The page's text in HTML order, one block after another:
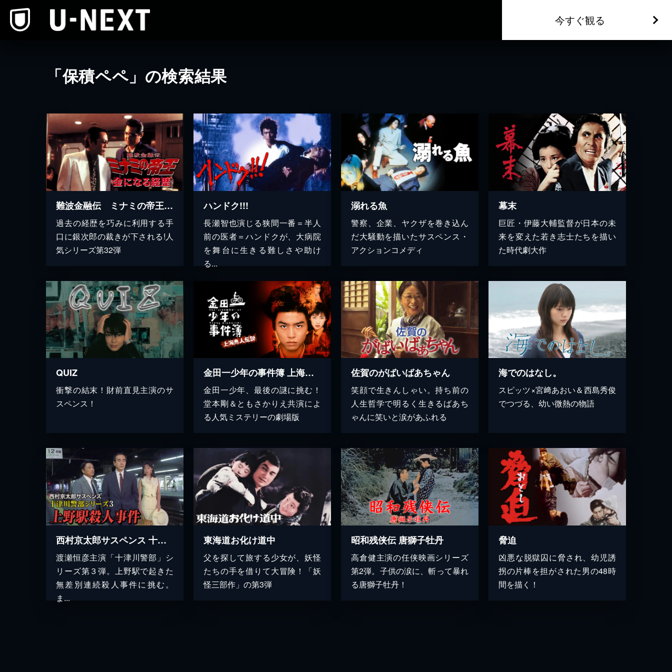
今すぐ観る
「保積ペペ」の検索結果
難波金融伝 ミナミの帝王32 金になる経歴
過去の経歴を巧みに利用する手
口に銀次郎の裁きが下される!人
気シリーズ第32弾
ハンドク!!!
長瀬智也演じる狭間一番＝半人
前の医者＝ハンドクが、大病院
を舞台に生きる難しさや助け
る...
溺れる魚
警察、企業、ヤクザを巻き込ん
だ大騒動を描いたサスペンス・
アクションコメディ
幕末
巨匠・伊藤大輔監督が日本の未
来を変えた若き志士たちを描い
た時代劇大作
QUIZ
衝撃の結末！財前直見主演のサ
スペンス！
金田一少年の事件簿 上海魚人伝説
金田一少年、最後の謎に挑む！
堂本剛＆ともさかりえ共演によ
る人気ミステリーの劇場版
佐賀のがばいばあちゃん
笑顔で生きんしゃい。持ち前の
人生哲学で明るく生きるばあち
ゃんに笑いと涙があふれる
海でのはなし。
スピッツ×宮﨑あおい＆西島秀俊
でつづる、幼い微熱の物語
西村京太郎サスペンス 十津川警部シリーズ3 上野駅殺人事件
渡瀬恒彦主演「十津川警部」シ
リーズ第３弾。上野駅で起きた
無差別連続殺人事件に挑む。
ま...
東海道お化け道中
父を探して旅する少女が、妖怪
たちの手を借りて大冒険！「妖
怪三部作」の第3弾
昭和残侠伝 唐獅子牡丹
高倉健主演の任侠映画シリーズ
第2弾。子供の涙に、斬って暴れ
る唐獅子牡丹！
脅迫
凶悪な脱獄囚に脅され、幼児誘
拐の片棒を担がされた男の48時
間を描く！